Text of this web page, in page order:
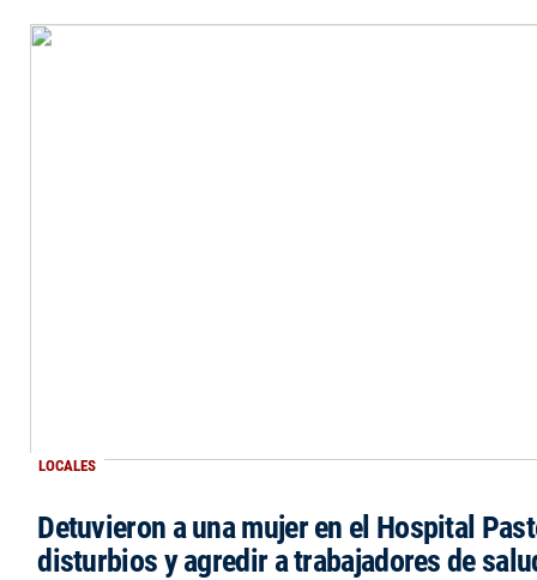
LOCALES
Detuvieron a una mujer en el Hospital
disturbios y agredir a trabajadores de